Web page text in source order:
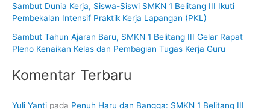
Sambut Dunia Kerja, Siswa-Siswi SMKN 1 Belitang III Ikuti
Pembekalan Intensif Praktik Kerja Lapangan (PKL)
Sambut Tahun Ajaran Baru, SMKN 1 Belitang III Gelar Rapat
Pleno Kenaikan Kelas dan Pembagian Tugas Kerja Guru
Komentar Terbaru
Yuli Yanti pada Penuh Haru dan Bangga: SMKN 1 Belitang III